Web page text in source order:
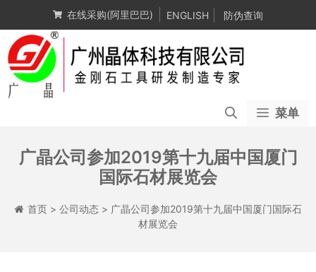
至
内
容
在线采购(阿里巴巴) ENGLISH 防伪查询
菜单
广晶公司参加2019第十九届中国厦门
国际石材展览会
首页 > 公司动态 > 广晶公司参加2019第十九届中国厦门国际石
材展览会